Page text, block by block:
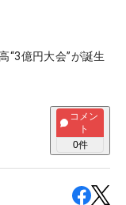
“3億円大会”が誕生
コメン
ト
0件